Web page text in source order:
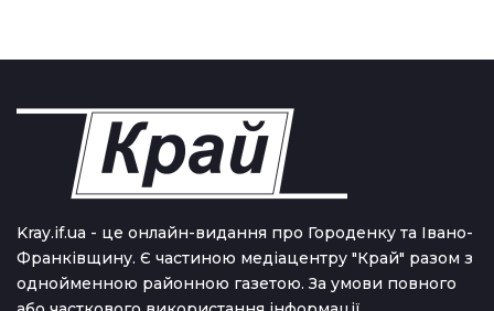
Kray.if.ua - це онлайн-видання про Городенку та Івано-
Франківщину. Є частиною медіацентру "Край" разом з
однойменною районною газетою. За умови повного